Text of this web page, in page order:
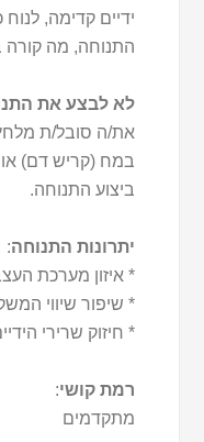
ידיים קדימה,
התנוחה, מה קורה
לא לבצע את
את/ה סובל/ת
במח (קריש דם)
ביצוע התנוחה.
יתרונות התנוחה:
* איזון מערכת
* שיפור שיווי
* חיזוק שרירי
רמת קושי:
מתקדמים